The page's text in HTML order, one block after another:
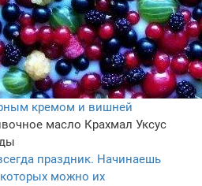
кремом и вишней
масло Крахмал Уксус
праздник. Начинаешь
можно их